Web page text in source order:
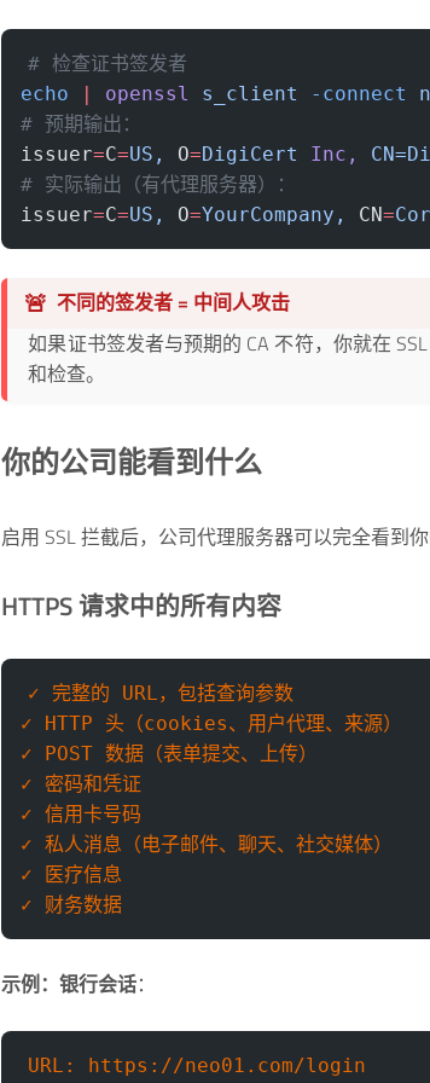
# 检查证书签发者
echo | openssl s_client -connect
# 预期输出：
issuer=C=US, O=DigiCert Inc,
# 实际输出（有代理服务器）：
issuer=C=US, O=YourCompany, CN=
🚨 不同的签发者 = 中间人攻击
如果证书签发者与预期的 CA 不符，你就在
和检查。
你的公司能看到什么
启用 SSL 拦截后，公司代理服务器可以完全看到你
HTTPS 请求中的所有内容
✓ 完整的 URL，包括查询参数
✓ HTTP 头（cookies、用户代理、来源）
✓ POST 数据（表单提交、上传）
✓ 密码和凭证
✓ 信用卡号码
✓ 私人消息（电子邮件、聊天、社交媒体）
✓ 医疗信息
✓ 财务数据
示例：银行会话：
URL: https://neo01.com/login